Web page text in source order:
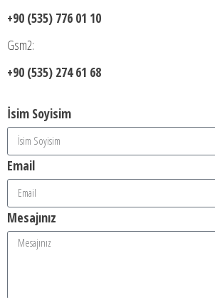
+90 (535) 776 01 10
Gsm2:
+90 (535) 274 61 68
İsim Soyisim
Email
Mesajınız